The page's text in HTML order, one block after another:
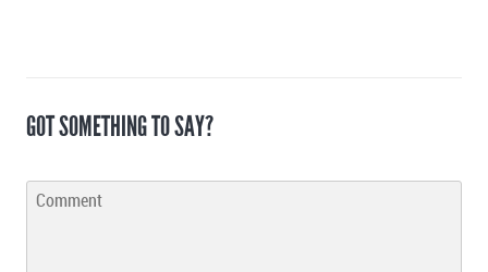
GOT SOMETHING TO SAY?